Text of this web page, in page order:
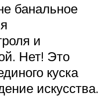
банальное
и
Нет! Это
куска
искусства.